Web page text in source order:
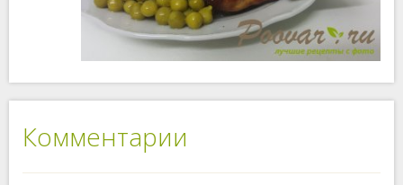
Комментарии